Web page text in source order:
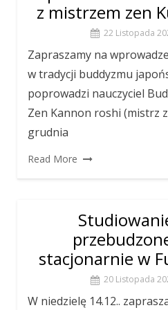
z mistrzem zen
22 Listopada
Zapraszamy na
w tradycji buddyzmu
poprowadzi nauczyciel
Zen Kannon roshi (mistrz
grudnia
Read More
stacjonarnie w
20 Listopada
W niedzielę 14.12..